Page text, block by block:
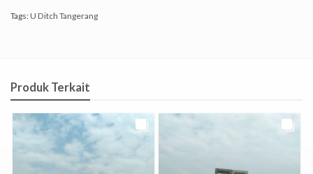
Tags:U Ditch Tangerang
Produk Terkait